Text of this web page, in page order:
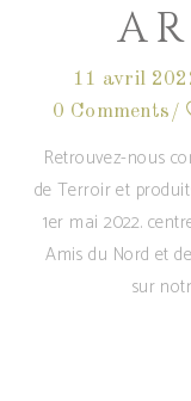
11 avril
0 Comments
Retrouvez-nous
de Terroir et
1er mai 2022.
Amis du Nord et
sur